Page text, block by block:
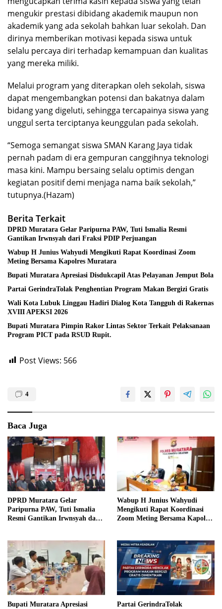
mengukir prestasi dibidang akademik maupun non
akademik yang ada sekolah bahkan luar sekolah. Dan
dirinya memberikan motivasi kepada siswa untuk
selalu percaya diri terhadap kemampuan dan kualitas
yang mereka miliki.
Melalui program yang diterapkan oleh sekolah, siswa
dapat mengembangkan potensi dan bakatnya dalam
bidang yang digeluti, sehingga tercapainya siswa yang
unggul serta terciptanya keunggulan pada sekolah.
“Semoga semangat siswa SMAN Karang Jaya tidak
pernah padam di era gempuran canggihnya teknologi
masa kini. Mampu bersaing selalu optimis dengan
kegiatan positif demi menjaga nama baik sekolah,”
tutupnya.(Hazam)
Berita Terkait
DPRD Muratara Gelar Paripurna PAW, Tuti Ismalia Resmi
Gantikan Irwnsyah dari Fraksi PDIP Perjuangan
Wabup H Junius Wahyudi Mengikuti Rapat Koordinasi Zoom
Meting Bersama Kapolres Muratara
Bupati Muratara Apresiasi Disdukcapil Atas Pelayanan Jemput Bola
Partai GerindraTolak Penghentian Program Makan Bergizi Gratis
Wali Kota Lubuk Linggau Hadiri Dialog Kota Tangguh di Rakernas
XVIII APEKSI 2026
Bupati Muratara Pimpin Rakor Lintas Sektor Terkait Pelaksanaan
Program PICT pada RSUD Rupit.
Post Views: 566
4
Baca Juga
DPRD Muratara Gelar
Paripurna PAW, Tuti Ismalia
Resmi Gantikan Irwnsyah dari
Wabup H Junius Wahyudi
Mengikuti Rapat Koordinasi
Zoom Meting Bersama Kapolres
Bupati Muratara Apresiasi
Partai GerindraTolak